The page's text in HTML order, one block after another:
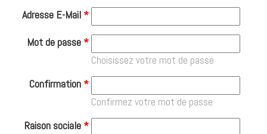
Adresse E-Mail*
Mot de passe*
Choisissez votre mot de passe
Confirmation*
Confirmez votre mot de passe
Raison sociale*